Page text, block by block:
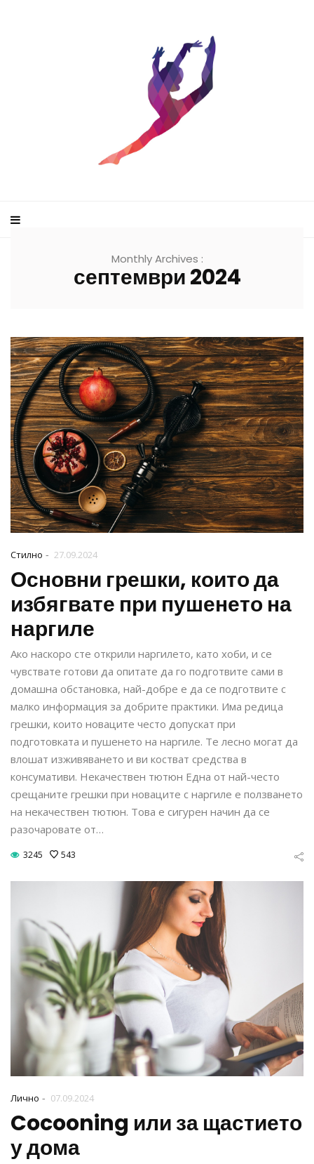
Monthly Archives :
септември 2024
Стилно - 27.09.2024
Основни грешки, които да
избягвате при пушенето на
наргиле
Ако наскоро сте открили наргилето, като хоби, и се
чувствате готови да опитате да го подготвите сами в
домашна обстановка, най-добре е да се подготвите с
малко информация за добрите практики. Има редица
грешки, които новаците често допускат при
подготовката и пушенето на наргиле. Те лесно могат да
влошат изживяването и ви костват средства в
консумативи. Некачествен тютюн Една от най-често
срещаните грешки при новаците с наргиле е ползването
на некачествен тютюн. Това е сигурен начин да се
разочаровате от…
3245 543
Лично - 07.09.2024
Cocooning или за щастието
у дома